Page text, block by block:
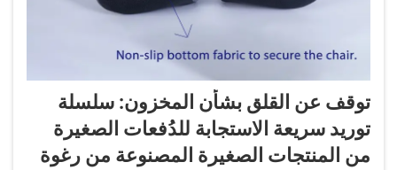
توقف عن القلق بشأن المخزون: سلسلة
توريد سريعة الاستجابة للدُفعات الصغيرة
من المنتجات الصغيرة المصنوعة من رغوة